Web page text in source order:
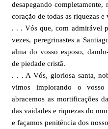
desapegando
coração de todas as riquezas
. . . Vós que, com admirável
vezes, peregrinastes a
alma do vosso esposo,
de piedade cristã.
. . . A Vós, gloriosa santa,
vimos implorando o
abracemos as mortificações
das vaidades e riquezas do
e façamos penitência dos